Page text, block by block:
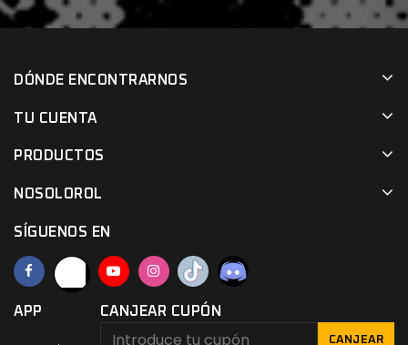
DÓNDE ENCONTRARNOS
TU CUENTA
PRODUCTOS
NOSOLOROL
SÍGUENOS EN
APP CANJEAR CUPÓN
CANJEAR